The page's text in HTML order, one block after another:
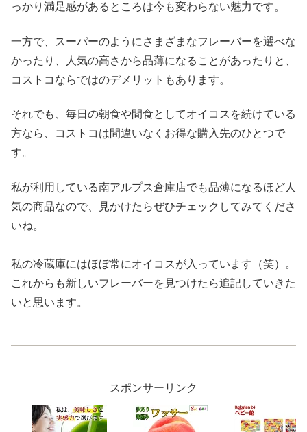
っかり満足感があるところは今も変わらない魅力です。
一方で、スーパーのようにさまざまなフレーバーを選べな
かったり、人気の高さから品薄になることがあったりと、
コストコならではのデメリットもあります。
それでも、毎日の朝食や間食としてオイコスを続けている
方なら、コストコは間違いなくお得な購入先のひとつで
す。
私が利用している南アルプス倉庫店でも品薄になるほど人
気の商品なので、見かけたらぜひチェックしてみてくださ
いね。
私の冷蔵庫にはほぼ常にオイコスが入っています（笑）。
これからも新しいフレーバーを見つけたら追記していきた
いと思います。
スポンサーリンク